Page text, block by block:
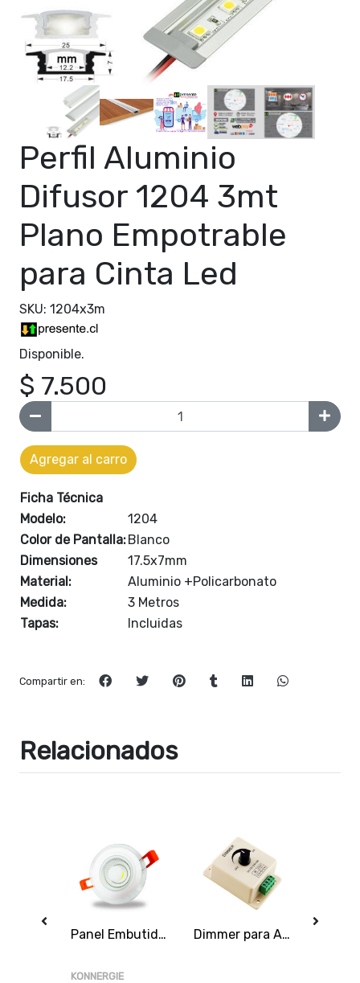
Perfil Aluminio
Difusor 1204 3mt
Plano Empotrable
para Cinta Led
SKU: 1204x3m
Disponible.
$ 7.500
Agregar al carro
Ficha Técnica
Modelo:
1204
Color de Pantalla:Blanco
Dimensiones
17.5x7mm
Material:
Aluminio +Policarbonato
Medida:
3 Metros
Tapas:
Incluidas
Compartir en:
Relacionados
Panel Embutido Redondo Vidrio 6W 3000K 4000K 6000K
KONNERGIE
Dimmer para Ajuste de Brillo de Luz LED DC12-24V 8A